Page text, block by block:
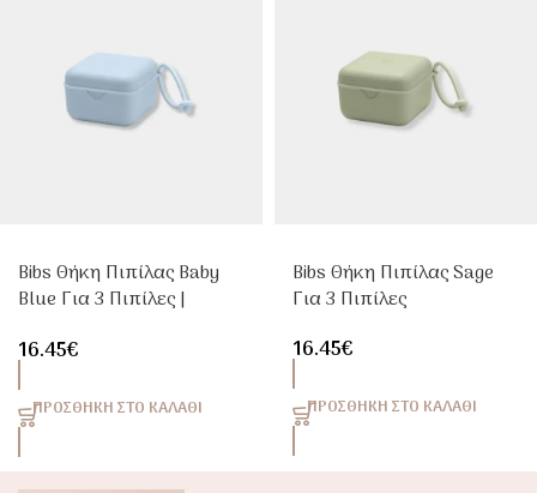
Bibs Θήκη Πιπίλας Baby
Blue Για 3 Πιπίλες |
16.45€
ΠΡΟΣΘΉΚΗ ΣΤΟ ΚΑΛΆΘΙ
Bibs Θήκη Πιπίλας Sage
Για 3 Πιπίλες
16.45€
ΠΡΟΣΘΉΚΗ ΣΤΟ ΚΑΛΆΘΙ